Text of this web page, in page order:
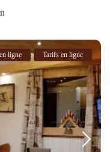
ligne Tarifs en ligne